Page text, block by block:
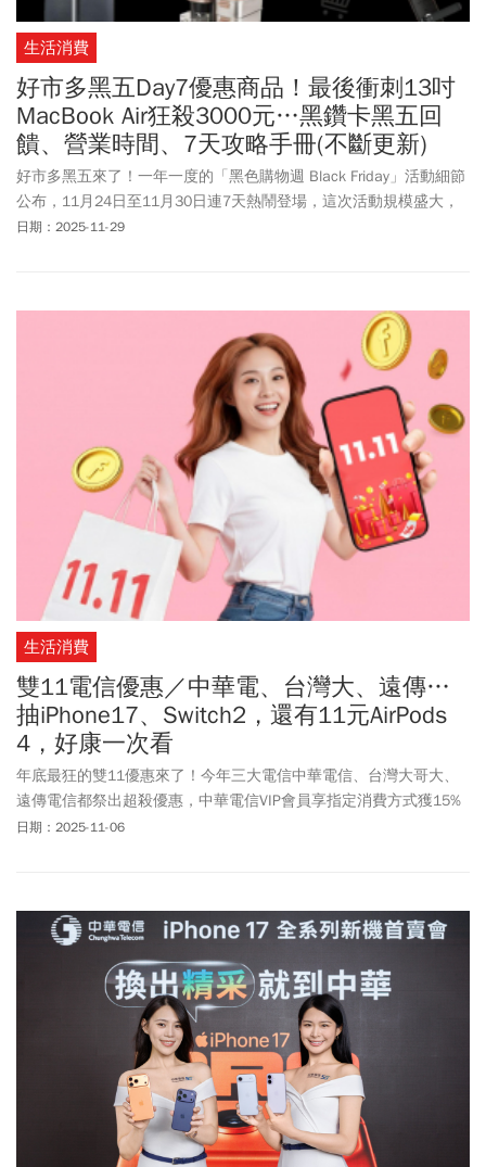
生活消費
好市多黑五Day7優惠商品！最後衝刺13吋
MacBook Air狂殺3000元…黑鑽卡黑五回
饋、營業時間、7天攻略手冊(不斷更新)
好市多黑五來了！一年一度的「黑色購物週 Black Friday」活動細節
公布，11月24日至11月30日連7天熱鬧登場，這次活動規模盛大，
堪稱一年一度折扣力度最大的檔期，有超過500項商品祭出優惠，總
本文已為讀者整理好活動懶人包，包含日期、營業時間、重點優惠
商品、限購規則與搶購攻略等，滿滿乾貨一次掌握！
日期：2025-11-29
生活消費
雙11電信優惠／中華電、台灣大、遠傳…
抽iPhone17、Switch2，還有11元AirPods
4，好康一次看
年底最狂的雙11優惠來了！今年三大電信中華電信、台灣大哥大、
遠傳電信都祭出超殺優惠，中華電信VIP會員享指定消費方式獲15%
回饋，台灣大哥大MyVideo年卡下殺3折，不到1000元就能看整年；
日期：2025-11-06